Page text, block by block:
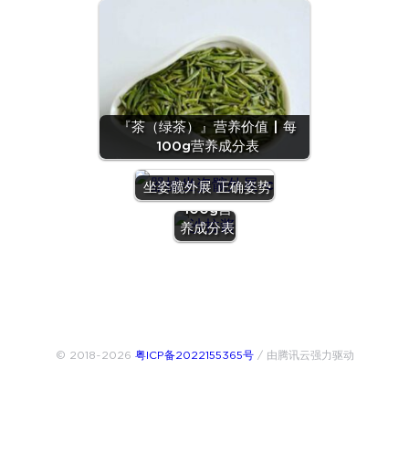
『茶（绿茶）』营养价值 | 每
100g营养成分表
坐姿髋外展 正确姿势
『沙拉
酱』营养
价值 | 每
100g营
养成分表
© 2018~2026 粤ICP备2022155365号/ 由腾讯云强力驱动